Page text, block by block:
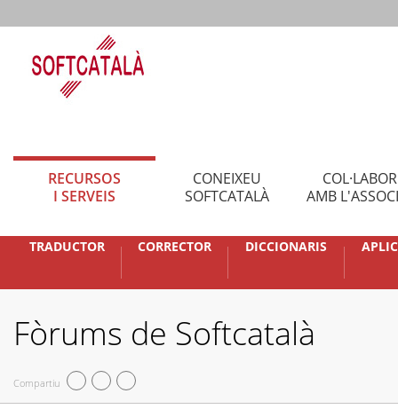
RECURSOS
I SERVEIS
CONEIXEU
SOFTCATALÀ
AMB
TRADUCTOR CORRECTOR DICCIONARIS
Fòrums de Softcatalà
Compartiu